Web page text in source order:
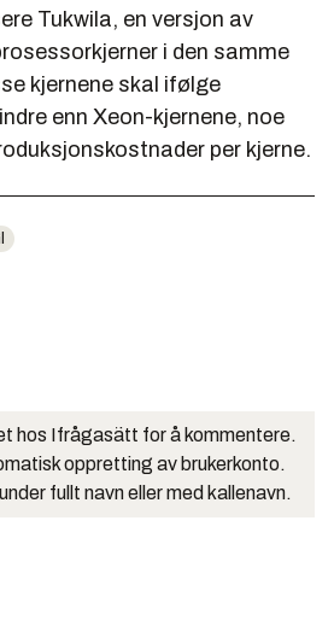
Tukwila, en versjon av
i den samme
kjernene skal ifølge
enn Xeon-kjernene, noe
per kjerne.
hos Ifrågasätt for å kommentere.
oppretting av brukerkonto.
fullt navn eller med kallenavn.